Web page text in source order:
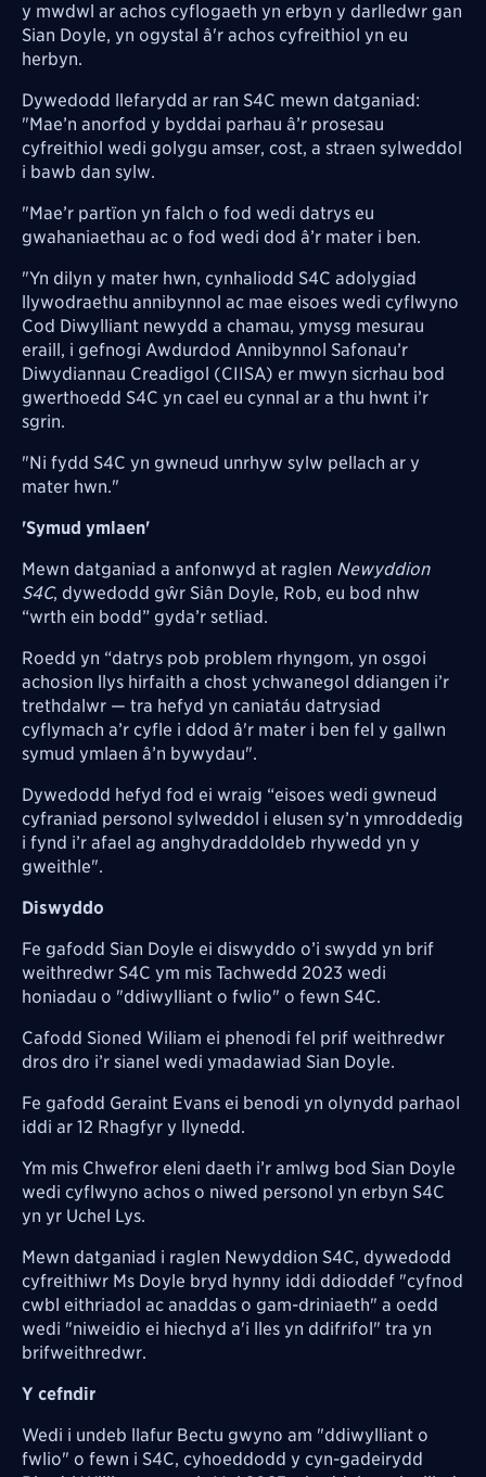
y mwdwl ar achos cyflogaeth yn erbyn y darlledwr gan
Sian Doyle, yn ogystal â'r achos cyfreithiol yn eu
herbyn.
Dywedodd llefarydd ar ran S4C mewn datganiad:
"Mae’n anorfod y byddai parhau â’r prosesau
cyfreithiol wedi golygu amser, cost, a straen sylweddol
i bawb dan sylw.
"Mae’r partïon yn falch o fod wedi datrys eu
gwahaniaethau ac o fod wedi dod â’r mater i ben.
"Yn dilyn y mater hwn, cynhaliodd S4C adolygiad
llywodraethu annibynnol ac mae eisoes wedi cyflwyno
Cod Diwylliant newydd a chamau, ymysg mesurau
eraill, i gefnogi Awdurdod Annibynnol Safonau’r
Diwydiannau Creadigol (CIISA) er mwyn sicrhau bod
gwerthoedd S4C yn cael eu cynnal ar a thu hwnt i’r
sgrin.
"Ni fydd S4C yn gwneud unrhyw sylw pellach ar y
mater hwn."
'Symud ymlaen'
Mewn datganiad a anfonwyd at raglen Newyddion
S4C, dywedodd gŵr Siân Doyle, Rob, eu bod nhw
“wrth ein bodd” gyda’r setliad.
Roedd yn “datrys pob problem rhyngom, yn osgoi
achosion llys hirfaith a chost ychwanegol ddiangen i’r
trethdalwr — tra hefyd yn caniatáu datrysiad
cyflymach a’r cyfle i ddod â'r mater i ben fel y gallwn
symud ymlaen â’n bywydau".
Dywedodd hefyd fod ei wraig “eisoes wedi gwneud
cyfraniad personol sylweddol i elusen sy’n ymroddedig
i fynd i’r afael ag anghydraddoldeb rhywedd yn y
gweithle".
Diswyddo
Fe gafodd Sian Doyle ei diswyddo o’i swydd yn brif
weithredwr S4C ym mis Tachwedd 2023 wedi
honiadau o "ddiwylliant o fwlio" o fewn S4C.
Cafodd Sioned Wiliam ei phenodi fel prif weithredwr
dros dro i’r sianel wedi ymadawiad Sian Doyle.
Fe gafodd Geraint Evans ei benodi yn olynydd parhaol
iddi ar 12 Rhagfyr y llynedd.
Ym mis Chwefror eleni daeth i’r amlwg bod Sian Doyle
wedi cyflwyno achos o niwed personol yn erbyn S4C
yn yr Uchel Lys.
Mewn datganiad i raglen Newyddion S4C, dywedodd
cyfreithiwr Ms Doyle bryd hynny iddi ddioddef "cyfnod
cwbl eithriadol ac anaddas o gam-driniaeth" a oedd
wedi "niweidio ei hiechyd a'i lles yn ddifrifol" tra yn
brifweithredwr.
Y cefndir
Wedi i undeb llafur Bectu gwyno am "ddiwylliant o
fwlio" o fewn i S4C, cyhoeddodd y cyn-gadeirydd